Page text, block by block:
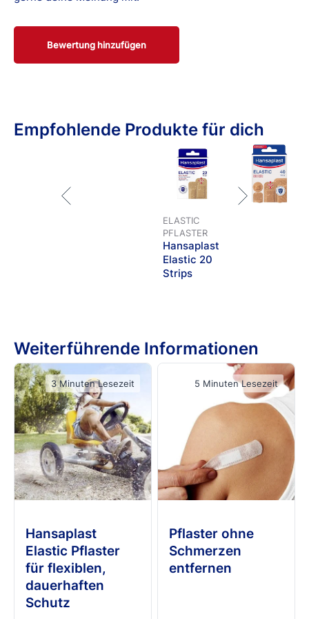
Verletzung ist.
Bewertung hinzufügen
Empfohlende Produkte für dich
ELASTIC
PFLASTER
Hansaplast
Elastic 20
Strips
Weiterführende Informationen
Hansaplast
Elastic Pflaster
für flexiblen,
dauerhaften
Schutz
3 Minuten Lesezeit
Pflaster ohne
Schmerzen
entfernen
5 Minuten Lesezeit